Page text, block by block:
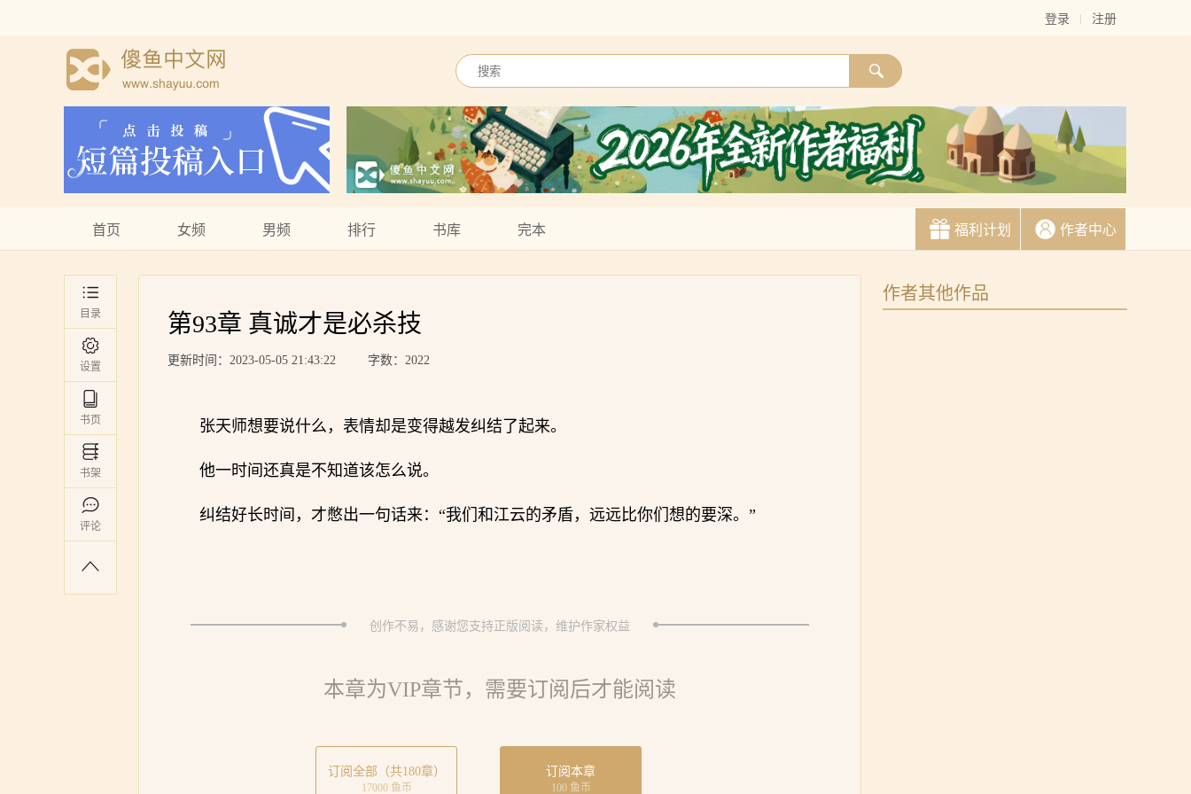
登录 注册
首页 女频 男频 排行 书库 完本 福利计划 作者中心
目录
设置
书页
书架
评论
第93章 真诚才是必杀技
更新时间：2023-05-05 21:43:22 字数：2022
张天师想要说什么，表情却是变得越发纠结了起来。
他一时间还真是不知道该怎么说。
纠结好长时间，才憋出一句话来：“我们和江云的矛盾，远远比你们想的要深。”
创作不易，感谢您支持正版阅读，维护作家权益
本章为VIP章节，需要订阅后才能阅读
订阅全部（共180章）
17000 鱼币
订阅本章
100 鱼币
作者其他作品